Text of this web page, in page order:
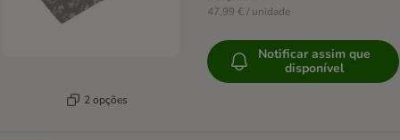
2 opções
47,99 € / unidade
Notificar assim que
disponível